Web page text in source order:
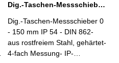
Dig.-Taschen-Messschieber 0 - 150 mm IP 54 DIN 862
Dig.-Taschen-Messschieber 0
- 150 mm IP 54 - DIN 862-
aus rostfreiem Stahl, gehärtet-
4-fach Messung- IP-